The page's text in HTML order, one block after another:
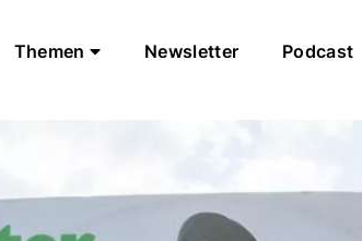
Themen Newsletter Podcast